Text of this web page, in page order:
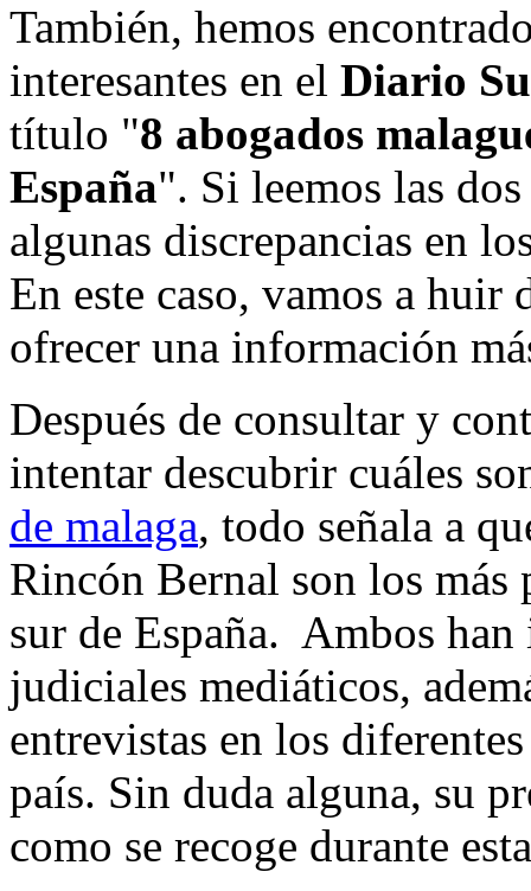
También, hemos
interesantes en el Diario
título "8 abogados
España". Si leemos las
algunas discrepancias en
En este caso, vamos a
ofrecer una información
Después de consultar y
intentar descubrir cuáles
de malaga, todo señala a
Rincón Bernal son los más
sur de España. Ambos
judiciales mediáticos,
entrevistas en los
país. Sin duda alguna, su
como se recoge durante